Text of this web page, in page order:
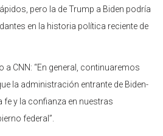
pero la de Trump a Biden podría
en la historia política reciente de
a CNN: “En general, continuaremos
la administración entrante de Biden-
fe y la confianza en nuestras
federal”.